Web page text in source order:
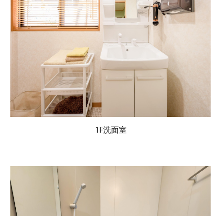
1F洗面室